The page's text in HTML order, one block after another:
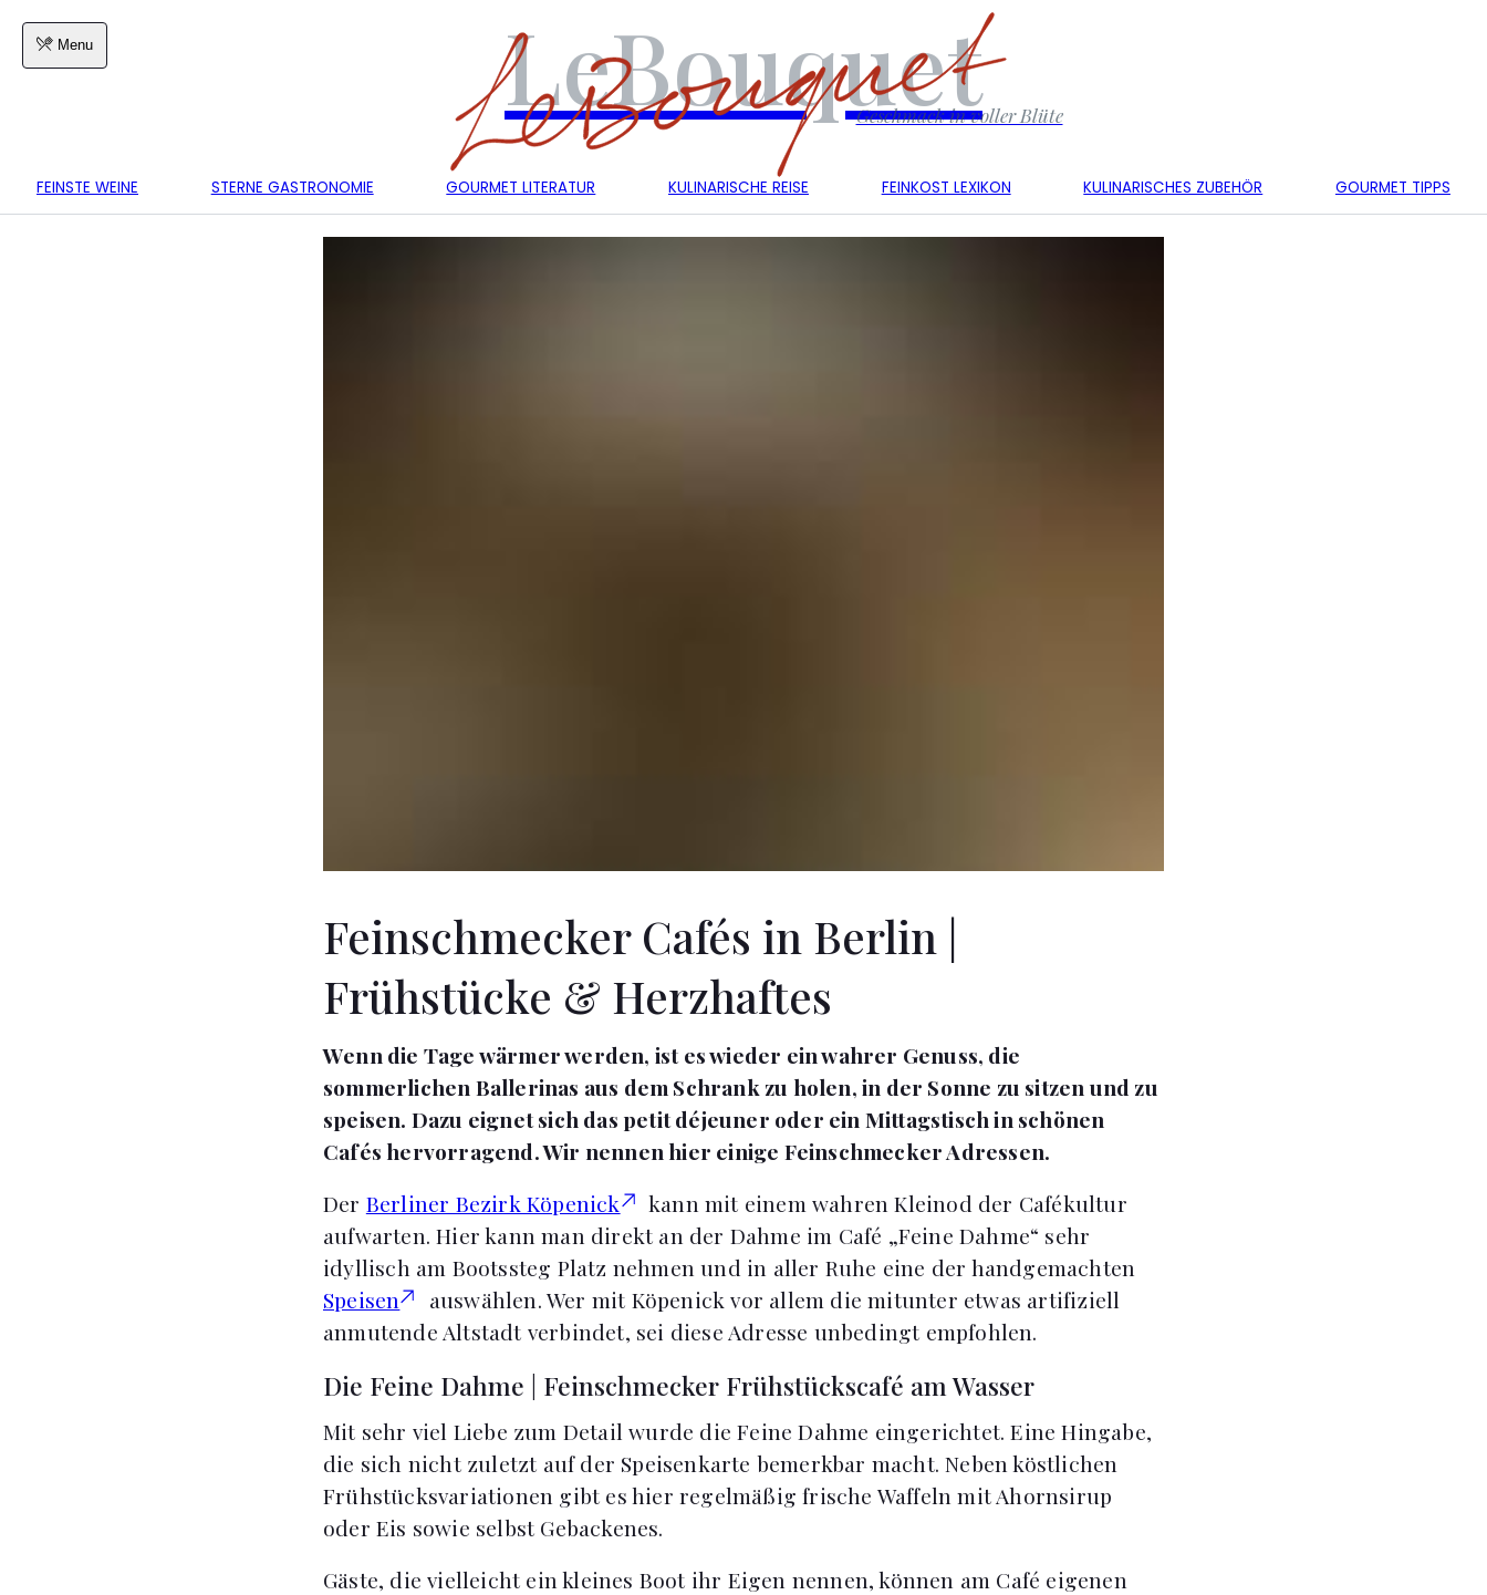
Menu LeBouquet
Geschmack in voller Blüte
FEINSTE WEINE STERNE GASTRONOMIE GOURMET LITERATUR KULINARISCHE REISE FEINKOST LEXIKON KULINARISCHES ZUBEHÖR GOURMET TIPPS
Feinschmecker Cafés in Berlin |
Frühstücke & Herzhaftes
Wenn die Tage wärmer werden, ist es wieder ein wahrer Genuss, die
sommerlichen Ballerinas aus dem Schrank zu holen, in der Sonne zu sitzen und zu
speisen. Dazu eignet sich das petit déjeuner oder ein Mittagstisch in schönen
Cafés hervorragend. Wir nennen hier einige Feinschmecker Adressen.
Der Berliner Bezirk Köpenick
kann mit einem wahren Kleinod der Cafékultur
aufwarten. Hier kann man direkt an der Dahme im Café „Feine Dahme“ sehr
idyllisch am Bootssteg Platz nehmen und in aller Ruhe eine der handgemachten
Speisen
auswählen. Wer mit Köpenick vor allem die mitunter etwas artifiziell
anmutende Altstadt verbindet, sei diese Adresse unbedingt empfohlen.
Die Feine Dahme | Feinschmecker Frühstückscafé am Wasser
Mit sehr viel Liebe zum Detail wurde die Feine Dahme eingerichtet. Eine Hingabe,
die sich nicht zuletzt auf der Speisenkarte bemerkbar macht. Neben köstlichen
Frühstücksvariationen gibt es hier regelmäßig frische Waffeln mit Ahornsirup
oder Eis sowie selbst Gebackenes.
Gäste, die vielleicht ein kleines Boot ihr Eigen nennen, können am Café eigenen